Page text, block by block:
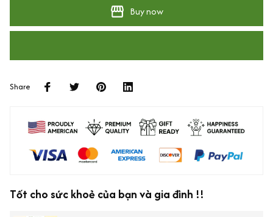
Buy now
Share
Tốt cho sức khoẻ của bạn và gia đình !!